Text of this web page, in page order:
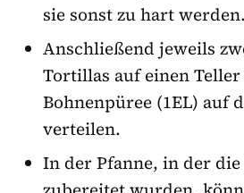
sie sonst zu hart werden.
Anschließend jeweils
Tortillas auf einen
Bohnenpüree (1EL) auf
verteilen.
In der Pfanne, in der